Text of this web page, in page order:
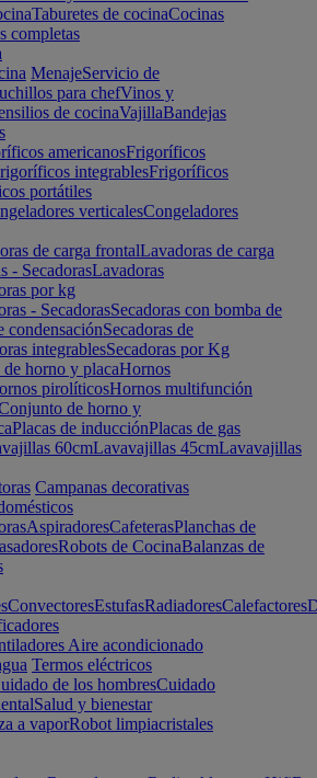
Taburetes de cocinaCocinas
completas
MenajeServicio de
para chefVinos y
de cocinaVajillaBandejas
americanosFrigoríficos
integrablesFrigoríficos
portátiles
verticalesCongeladores
de carga frontalLavadoras de carga
- SecadorasLavadoras
por kg
- SecadorasSecadoras con bomba de
condensaciónSecadoras de
integrablesSecadoras por Kg
horno y placaHornos
pirolíticosHornos multifunción
de horno y
Placas de inducciónPlacas de gas
60cmLavavajillas 45cmLavavajillas
Campanas decorativas
AspiradoresCafeterasPlanchas de
Robots de CocinaBalanzas de
ConvectoresEstufasRadiadoresCalefactores
Aire acondicionado
Termos eléctricos
de los hombresCuidado
Salud y bienestar
a vaporRobot limpiacristales